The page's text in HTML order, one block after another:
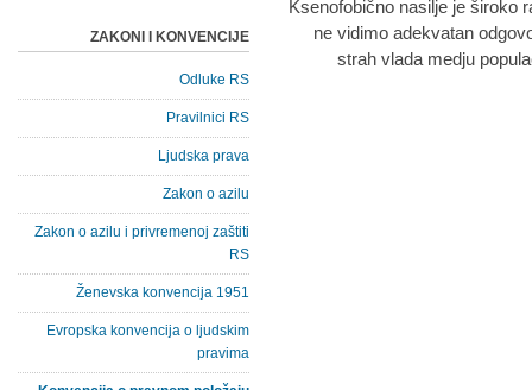
"Ksenofobično nasilje je široko
ne vidimo adekvatan
strah vlada medju
ZAKONI I KONVENCIJE
Odluke RS
Pravilnici RS
Ljudska prava
Zakon o azilu
Zakon o azilu i privremenoj zaštiti
RS
Ženevska konvencija 1951
Evropska konvencija o ljudskim
pravima